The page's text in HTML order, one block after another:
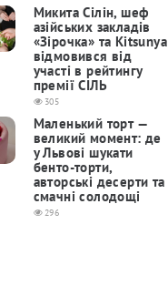
Микита Сілін, шеф
азійських закладів
«Зірочка» та Kitsunya
відмовився від
участі в рейтингу
премії СІЛЬ
305
Маленький торт —
великий момент: де
у Львові шукати
бенто-торти,
авторські десерти та
смачні солодощі
296